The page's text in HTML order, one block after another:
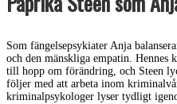
Som fängelsepsykiater Anja
och den mänskliga empatin.
till hopp om förändring, och Steen
följer med att arbeta inom
kriminalpsykologer lyser tydligt